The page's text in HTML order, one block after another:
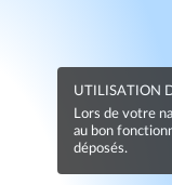
UTILISATION
Lors de votre
au bon
déposés.